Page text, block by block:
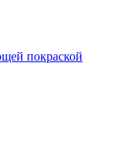
покраской